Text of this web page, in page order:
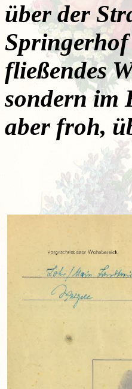
über der
fließendes
sondern im
aber froh,